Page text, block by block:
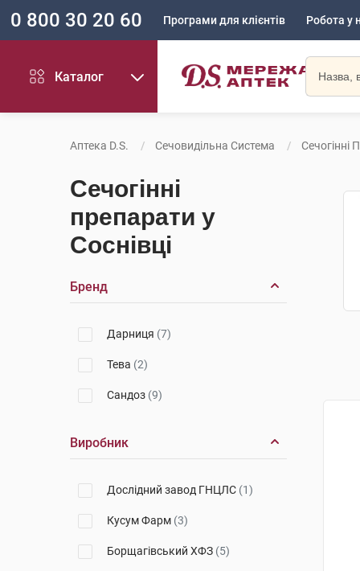
0 800 30 20 60 Програми для клієнтів Робота у
Каталог
Аптека D.S. Сечовидільна Система Сечогінні
Сечогінні
препарати у
Соснівці
Бренд
Дарниця (7)
Тева (2)
Сандоз (9)
Виробник
Дослідний завод ГНЦЛС (1)
Кусум Фарм (3)
Борщагівський ХФЗ (5)